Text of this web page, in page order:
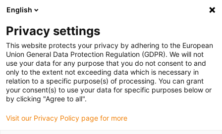
Vyberte místo pro doručení
Výběr stránky země/oblasti může ovlivnit různé faktory
Zobrazit všechna místa
Přejít na www.igus.com
English
Privacy settings
This website protects your privacy by adhering to the European
Union General Data Protection Regulation (GDPR). We will not
use your data for any purpose that you do not consent to and
only to the extent not exceeding data which is necessary in
relation to a specific purpose(s) of processing. You can grant
your consent(s) to use your data for specific purposes below or
by clicking "Agree to all".
Visit our Privacy Policy page for more